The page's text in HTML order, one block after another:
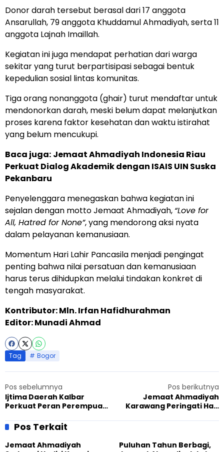
Donor darah tersebut berasal dari 17 anggota
Ansarullah, 79 anggota Khuddamul Ahmadiyah, serta 11
anggota Lajnah Imaillah.
Kegiatan ini juga mendapat perhatian dari warga
sekitar yang turut berpartisipasi sebagai bentuk
kepedulian sosial lintas komunitas.
Tiga orang nonanggota (ghair) turut mendaftar untuk
mendonorkan darah, meski belum dapat melanjutkan
proses karena faktor kesehatan dan waktu istirahat
yang belum mencukupi.
Baca juga: Jemaat Ahmadiyah Indonesia Riau
Perkuat Dialog Akademik dengan ISAIS UIN Suska
Pekanbaru
Penyelenggara menegaskan bahwa kegiatan ini
sejalan dengan motto Jemaat Ahmadiyah, “Love for
All, Hatred for None”, yang mendorong aksi nyata
dalam pelayanan kemanusiaan.
Momentum Hari Lahir Pancasila menjadi pengingat
penting bahwa nilai persatuan dan kemanusiaan
harus terus dihidupkan melalui tindakan konkret di
tengah masyarakat.
Kontributor: Mln. Irfan Hafidhurahman
Editor: Munadi Ahmad
Tag Bogor
Pos sebelumnya
Ijtima Daerah Kalbar
Perkuat Peran Perempuan
Generasi Tangguh
Pos berikutnya
Jemaat Ahmadiyah
Karawang Peringati Hari
Akhlak dan Spiritualitas
Pos Terkait
Jemaat Ahmadiyah
Puluhan Tahun Berbagi,